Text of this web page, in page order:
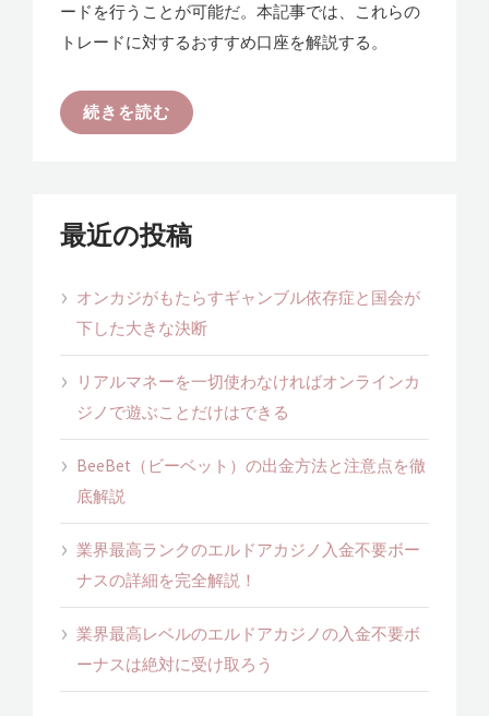
ードを行うことが可能だ。本記事では、これらの
トレードに対するおすすめ口座を解説する。
続きを読む
最近の投稿
オンカジがもたらすギャンブル依存症と国会が
下した大きな決断
リアルマネーを一切使わなければオンラインカ
ジノで遊ぶことだけはできる
BeeBet（ビーベット）の出金方法と注意点を徹
底解説
業界最高ランクのエルドアカジノ入金不要ボー
ナスの詳細を完全解説！
業界最高レベルのエルドアカジノの入金不要ボ
ーナスは絶対に受け取ろう